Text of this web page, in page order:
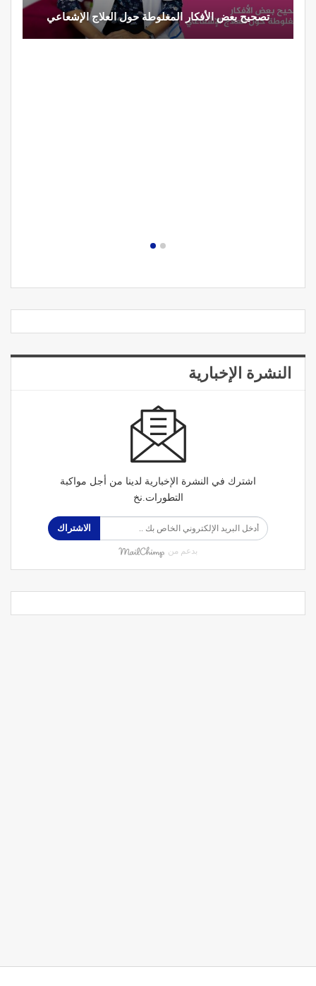
تصحيح بعض الأفكار المغلوطة حول العلاج الإشعاعي
النشرة الإخبارية
اشترك في النشرة الإخبارية لدينا من أجل مواكبة
التطورات.نخ
الاشتراك
بدعم من